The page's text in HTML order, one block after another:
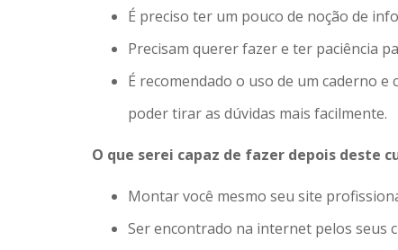
É preciso ter um pouco de noção de
Precisam querer fazer e ter paciência
É recomendado o uso de um caderno
poder tirar as dúvidas mais facilmente.
O que serei capaz de fazer depois deste
Montar você mesmo seu site
Ser encontrado na internet pelos seus